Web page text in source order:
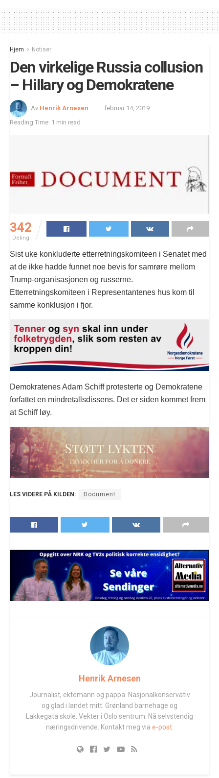
Hjem Notiser
Den virkelige Russia collusion
– Hillary og Demokratene
Av Henrik Arnesen
februar 14, 2019
Reading Time: 1 min read
342
Deling
Sist uke konkluderte etterretningskomiteen i Senatet med
at de ikke hadde funnet noe bevis for samrøre mellom
Trump-organisasjonen og russerne.
Etterretningskomiteen i Representantenes hus kom til
samme konklusjon i fjor.
Demokratenes Adam Schiff protesterte og Demokratene
forfattet en mindretallsdissens. Det er siden kommet frem
at Schiff løy.
LES VIDERE PÅ KILDEN: Document
Henrik Arnesen
Journalist, ektemann og pappa. Nasjonalkonservativ
og glad i landet mitt. Grønland barnehage og
Lakkegata skole. Vekter i Oslo sentrum. Nå selvstendig
næringsdrivende. Kontakt meg via e-post.